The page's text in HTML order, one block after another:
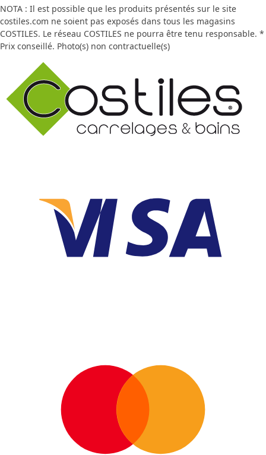
NOTA : Il est possible que les produits présentés sur le site
costiles.com ne soient pas exposés dans tous les magasins
COSTILES. Le réseau COSTILES ne pourra être tenu responsable. *
Prix conseillé. Photo(s) non contractuelle(s)